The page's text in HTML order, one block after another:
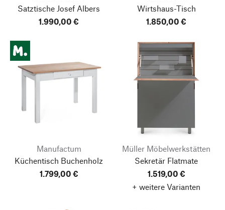
Satztische Josef Albers
1.990,00 €
Wirtshaus-Tisch
1.850,00 €
Manufactum
Küchentisch Buchenholz
1.799,00 €
Müller Möbelwerkstätten
Sekretär Flatmate
1.519,00 €
+ weitere Varianten